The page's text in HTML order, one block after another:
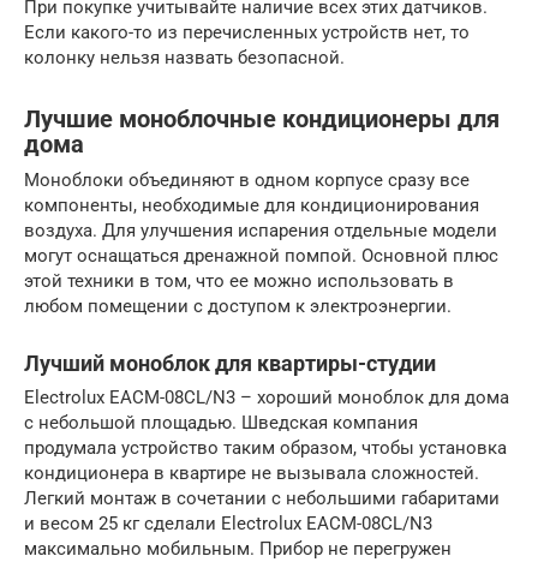
При покупке учитывайте наличие всех этих датчиков.
Если какого-то из перечисленных устройств нет, то
колонку нельзя назвать безопасной.
Лучшие моноблочные кондиционеры для
дома
Моноблоки объединяют в одном корпусе сразу все
компоненты, необходимые для кондиционирования
воздуха. Для улучшения испарения отдельные модели
могут оснащаться дренажной помпой. Основной плюс
этой техники в том, что ее можно использовать в
любом помещении с доступом к электроэнергии.
Лучший моноблок для квартиры-студии
Electrolux EACM-08CL/N3 – хороший моноблок для дома
с небольшой площадью. Шведская компания
продумала устройство таким образом, чтобы установка
кондиционера в квартире не вызывала сложностей.
Легкий монтаж в сочетании с небольшими габаритами
и весом 25 кг сделали Electrolux EACM-08CL/N3
максимально мобильным. Прибор не перегружен